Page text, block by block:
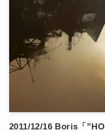
2011/12/16 Boris「